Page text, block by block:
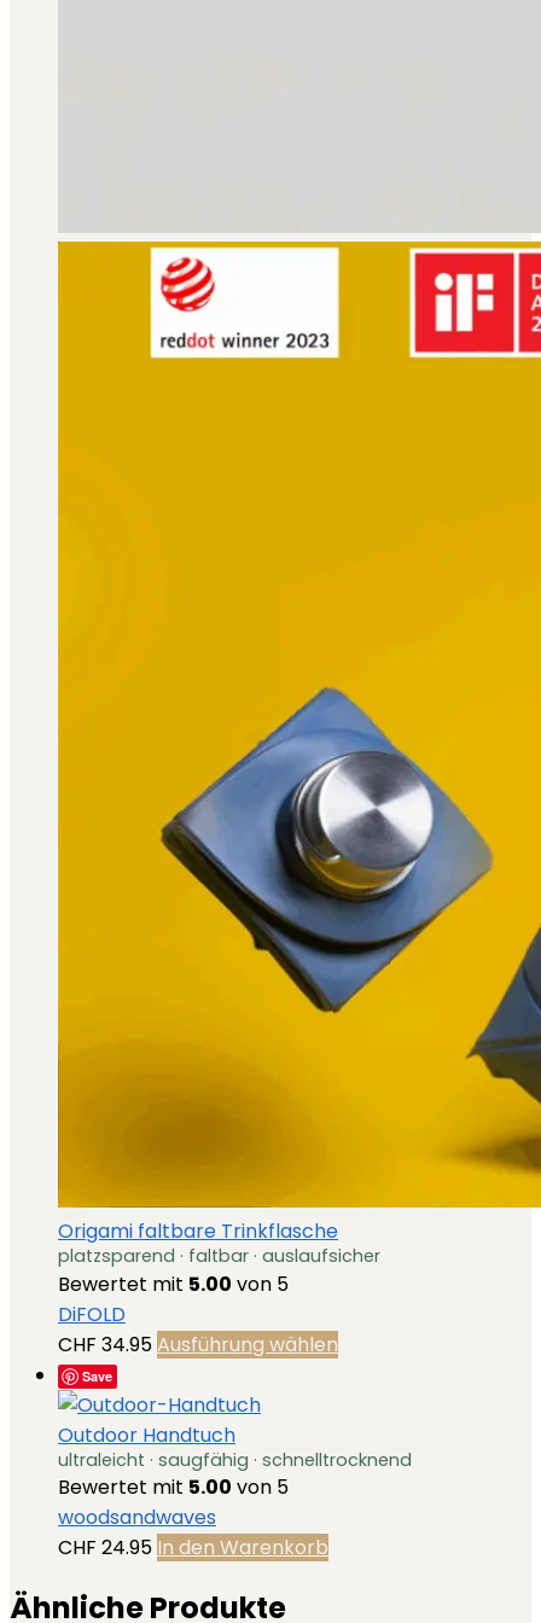
Origami faltbare Trinkflasche
platzsparend · faltbar · auslaufsicher
Bewertet mit 5.00 von 5
DiFOLD
CHF 34.95Ausführung wählen
Varianten
Save
Outdoor Handtuch
ultraleicht · saugfähig · schnelltrocknend
Bewertet mit 5.00 von 5
woodsandwaves
CHF 24.95 In den Warenkorb
Ähnliche Produkte